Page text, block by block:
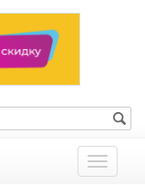
Показать
меню